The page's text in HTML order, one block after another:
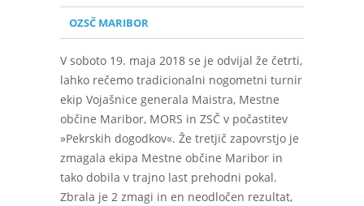
OZSČ MARIBOR
V soboto 19. maja 2018 se je odvijal že četrti,
lahko rečemo tradicionalni nogometni turnir
ekip Vojašnice generala Maistra, Mestne
občine Maribor, MORS in ZSČ v počastitev
»Pekrskih dogodkov«. Že tretjič zapovrstjo je
zmagala ekipa Mestne občine Maribor in
tako dobila v trajno last prehodni pokal.
Zbrala je 2 zmagi in en neodločen rezultat,